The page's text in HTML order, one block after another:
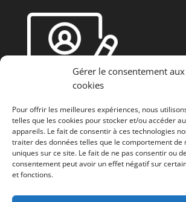
Gérer le consentement aux
cookies
Pour offrir les meilleures expériences, nous
telles que les cookies pour stocker et/ou accéder
appareils. Le fait de consentir à ces technologies
traiter des données telles que le comportement de
uniques sur ce site. Le fait de ne pas consentir ou
consentement peut avoir un effet négatif sur
et fonctions.
(FEADER) : L’Europe investit dans les